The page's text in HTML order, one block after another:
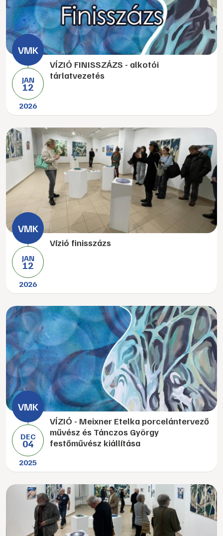
JAN
12
2026
VÍZIÓ FINISSZÁZS - alkotói
tárlatvezetés
JAN
12
2026
Vízió finisszázs
DEC
04
2025
VÍZIÓ - Meixner Etelka porcelántervező
művész és Tánczos György
festőművész kiállítása